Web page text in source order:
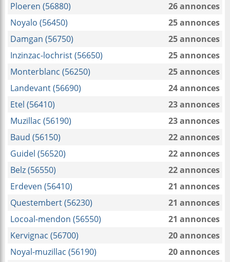
Ploeren (56880)
26 annonces
Noyalo (56450)
25 annonces
Damgan (56750)
25 annonces
Inzinzac-lochrist (56650)
25 annonces
Monterblanc (56250)
25 annonces
Landevant (56690)
24 annonces
Etel (56410)
23 annonces
Muzillac (56190)
23 annonces
Baud (56150)
22 annonces
Guidel (56520)
22 annonces
Belz (56550)
22 annonces
Erdeven (56410)
21 annonces
Questembert (56230)
21 annonces
Locoal-mendon (56550)
21 annonces
Kervignac (56700)
20 annonces
Noyal-muzillac (56190)
20 annonces